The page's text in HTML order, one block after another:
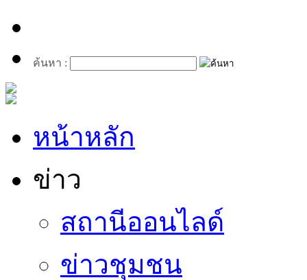
ค้นหา :
หน้าหลัก
ข่าว
สถานีออนไลด์
ข่าวชุมชน